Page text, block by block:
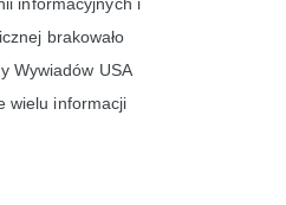
brakowało
Wywiadów USA
wielu informacji